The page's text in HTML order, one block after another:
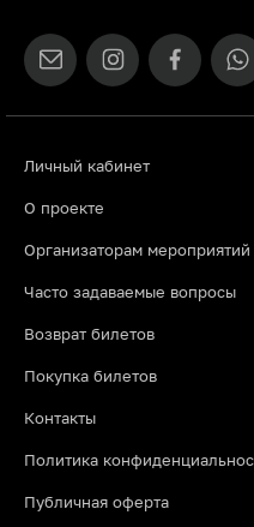
Личный кабинет
О проекте
Организаторам мероприятий
Часто задаваемые вопросы
Возврат билетов
Покупка билетов
Контакты
Политика
Публичная оферта